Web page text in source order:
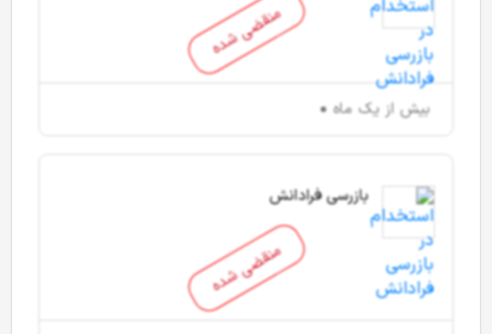
منقضی شده
بیش از یک ماه
منقضی شده
بازرسی فرادانش